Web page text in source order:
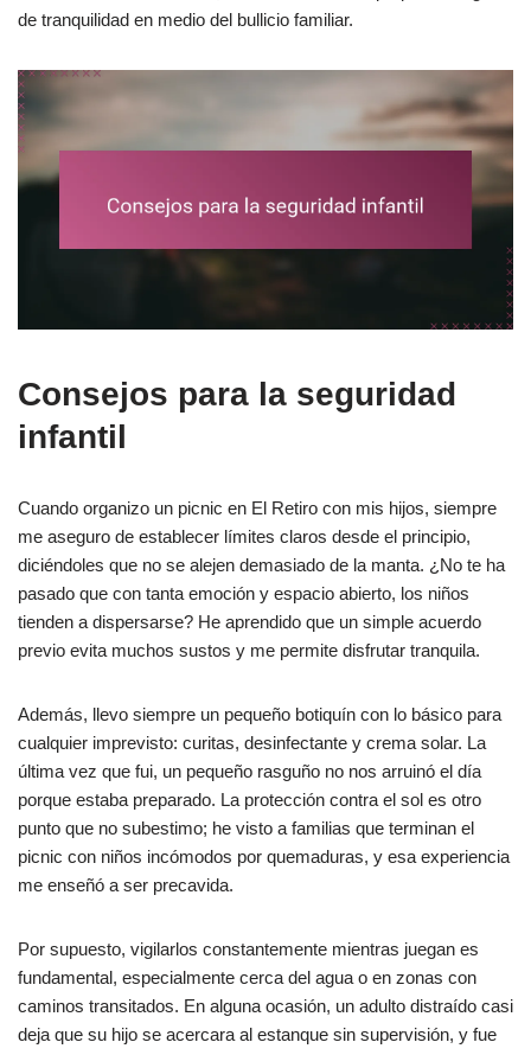
de tranquilidad en medio del bullicio familiar.
Consejos para la seguridad
infantil
Cuando organizo un picnic en El Retiro con mis hijos, siempre
me aseguro de establecer límites claros desde el principio,
diciéndoles que no se alejen demasiado de la manta. ¿No te ha
pasado que con tanta emoción y espacio abierto, los niños
tienden a dispersarse? He aprendido que un simple acuerdo
previo evita muchos sustos y me permite disfrutar tranquila.
Además, llevo siempre un pequeño botiquín con lo básico para
cualquier imprevisto: curitas, desinfectante y crema solar. La
última vez que fui, un pequeño rasguño no nos arruinó el día
porque estaba preparado. La protección contra el sol es otro
punto que no subestimo; he visto a familias que terminan el
picnic con niños incómodos por quemaduras, y esa experiencia
me enseñó a ser precavida.
Por supuesto, vigilarlos constantemente mientras juegan es
fundamental, especialmente cerca del agua o en zonas con
caminos transitados. En alguna ocasión, un adulto distraído casi
deja que su hijo se acercara al estanque sin supervisión, y fue